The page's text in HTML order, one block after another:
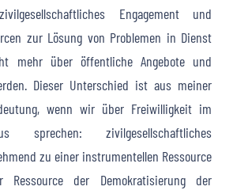
Engagement und
zur Lösung von Problemen in Dienst
mehr über öffentliche Angebote und
Dieser Unterschied ist aus meiner
wenn wir über Freiwilligkeit im
sprechen: zivilgesellschaftliches
zu einer instrumentellen Ressource
der Demokratisierung der